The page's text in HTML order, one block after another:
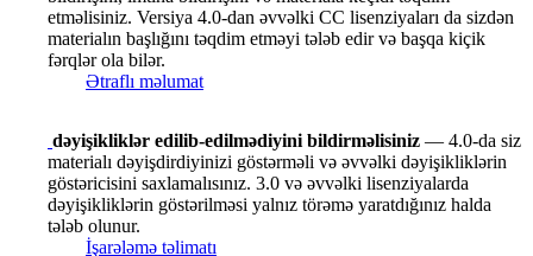
etməlisiniz. Versiya 4.0-dan əvvəlki CC lisenziyaları da sizdən
materialın başlığını təqdim etməyi tələb edir və başqa kiçik
fərqlər ola bilər.
Ətraflı məlumat
dəyişikliklər edilib-edilmədiyini bildirməlisiniz — 4.0-da siz
materialı dəyişdirdiyinizi göstərməli və əvvəlki dəyişikliklərin
göstəricisini saxlamalısınız. 3.0 və əvvəlki lisenziyalarda
dəyişikliklərin göstərilməsi yalnız törəmə yaratdığınız halda
tələb olunur.
İşarələmə təlimatı